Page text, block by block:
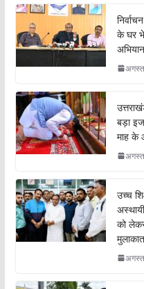
o
o
k
A
p
p
के घर
बड़ा
माह के
उच्च
को